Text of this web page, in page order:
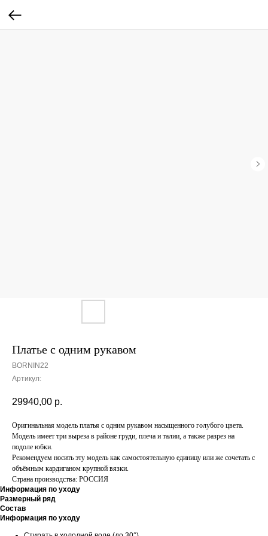
Платье с одним рукавом
BORNIN22
Артикул:
29940,00 р.
Оригинальная модель платья с одним рукавом насыщенного голубого цвета.
Модель имеет три выреза в районе груди, плеча и талии, а также разрез на
подоле юбки.
Рекомендуем носить эту модель как самостоятельную единицу или же сочетать с
объёмным кардиганом крупной вязки.
Страна производства: РОССИЯ
Информация по уходу
Размерный ряд
Состав
Информация по уходу